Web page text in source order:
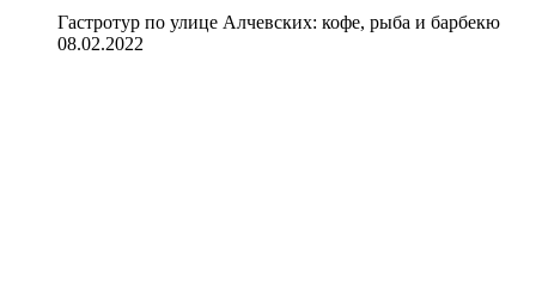
Гастротур по улице Алчевских: кофе, рыба и барбекю
08.02.2022